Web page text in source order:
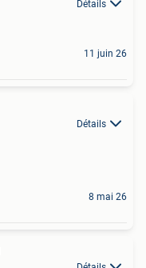
Détails
11 juin 26
Détails
8 mai 26